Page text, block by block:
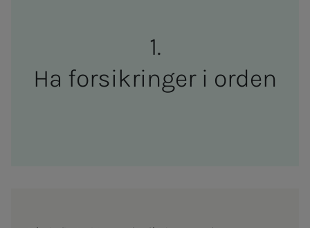
Ha for­­­sik­rin­­­ger i or­­­den